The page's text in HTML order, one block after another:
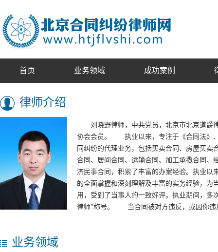
首页 业务领域 成功案例
律师介绍
刘晓野律师，中共党员，北京市北京道爵
协会会员。 执业以来，专注于《合同法》、
同纠纷的代理业务，包括买卖合同、房屋买
合同、居间合同、运输合同、加工承揽合同、
济民事合同，积累了丰富的办案经验。执业以
的全面掌握和深刻理解及丰富的实务经验，为
用，受到了当事人的一致好评。执业期间，多
律师”称号。 当合同被对方违反，或因你违
业务领域